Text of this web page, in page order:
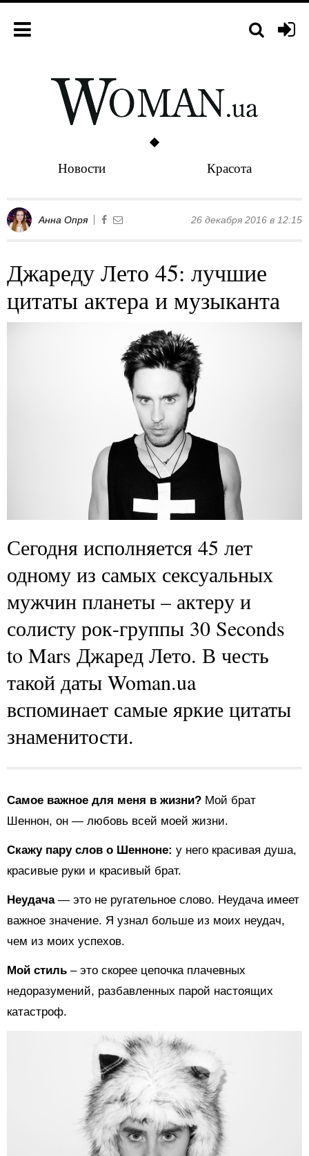
Новости Красота
Анна Опря 26 декабря 2016 в 12:15
Джареду Лето 45: лучшие
цитаты актера и музыканта
Сегодня исполняется 45 лет
одному из самых сексуальных
мужчин планеты – актеру и
солисту рок-группы 30 Seconds
to Mars Джаред Лето. В честь
такой даты Woman.ua
вспоминает самые яркие цитаты
знаменитости.
Самое важное для меня в жизни? Мой брат
Шеннон, он — любовь всей моей жизни.
Скажу пару слов о Шенноне: у него красивая душа,
красивые руки и красивый брат.
Неудача — это не ругательное слово. Неудача имеет
важное значение. Я узнал больше из моих неудач,
чем из моих успехов.
Мой стиль – это скорее цепочка плачевных
недоразумений, разбавленных парой настоящих
катастроф.